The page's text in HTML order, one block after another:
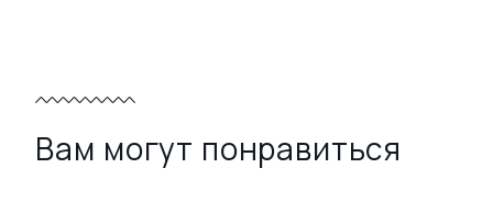
Вам могут понравиться